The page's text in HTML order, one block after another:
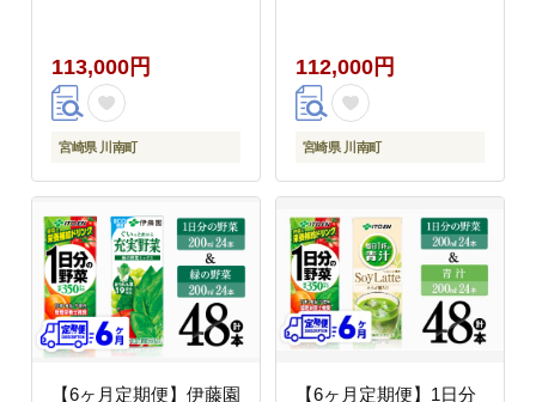
お茶 長期保存お茶 備蓄
お茶 】[C03048t6]
113,000円
宮崎県 川南町
】[C07364t6]
112,000円
宮崎県 川南町
【6ヶ月定期便】伊藤園
【6ヶ月定期便】1日分